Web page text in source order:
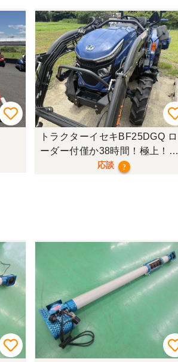
トラクターイセキBF25DGQ ロ
ーダー付僅か38時間！極上！現
応談 ?